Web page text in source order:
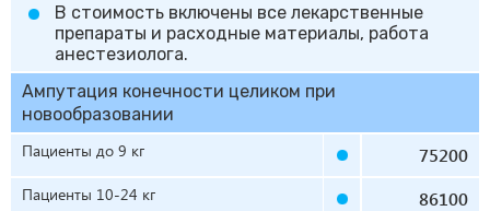
В стоимость включены все лекарственные
препараты и расходные материалы, работа
анестезиолога.
Ампутация конечности целиком при
новообразовании
Пациенты до 9 кг
75200
Пациенты 10-24 кг 86100